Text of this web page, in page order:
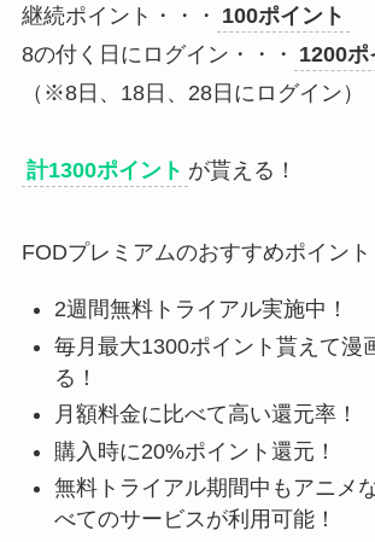
継続ポイント・・・ 100ポイント
8の付く日にログイン・・・ 1200ポ
（※8日、18日、28日にログイン）
計1300ポイント が貰える！
FODプレミアムのおすすめポイント
2週間無料トライアル実施中！
毎月最大1300ポイント貰えて漫
る！
月額料金に比べて高い還元率！
購入時に20%ポイント還元！
無料トライアル期間中もアニメ
べてのサービスが利用可能！